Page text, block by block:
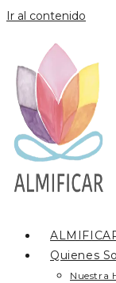
Ir al contenido
Quienes
Nuestra